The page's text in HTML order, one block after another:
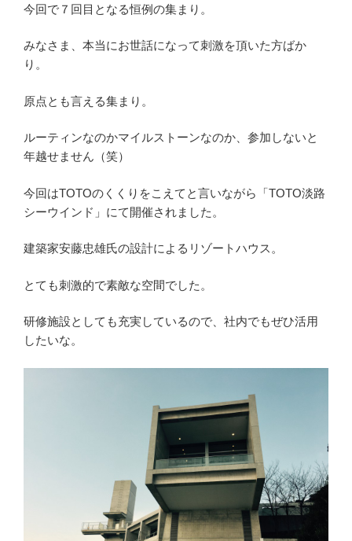
今回で７回目となる恒例の集まり。
みなさま、本当にお世話になって刺激を頂いた方ばか
り。
原点とも言える集まり。
ルーティンなのかマイルストーンなのか、参加しないと
年越せません（笑）
今回はTOTOのくくりをこえてと言いながら「TOTO淡路
シーウインド」にて開催されました。
建築家安藤忠雄氏の設計によるリゾートハウス。
とても刺激的で素敵な空間でした。
研修施設としても充実しているので、社内でもぜひ活用
したいな。